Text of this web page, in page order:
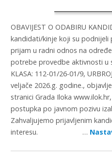
OBAVIJEST O ODABIRU
kandidati/kinje koji su podnijeli
prijam u radni odnos na
potrebe provedbe aktivnosti u
KLASA: 112-01/26-01/9,
veljače 2026.g. godine.,
stranici Grada Iloka
postupka po javnom pozivu
Zahvaljujemo prijavljenim
interesu. …